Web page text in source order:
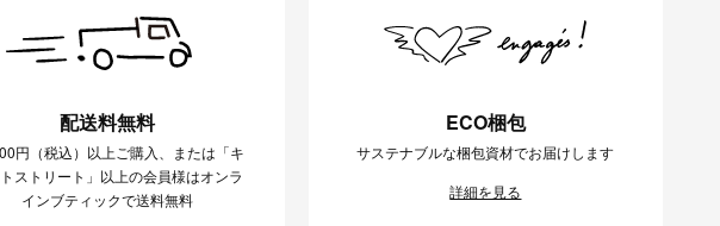
配送料無料
円（税込）以上ご購入、または「キ
ストリート」以上の会員様はオンラ
インブティックで送料無料
ECO梱包
サステナブルな梱包資材でお届けします
詳細を見る